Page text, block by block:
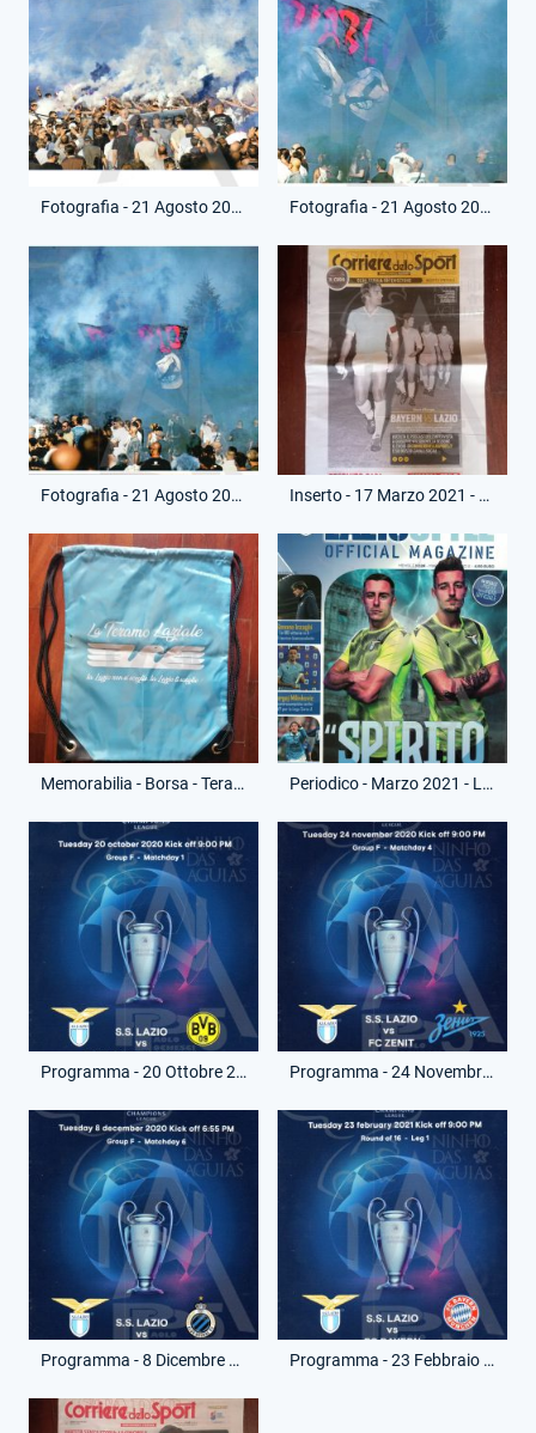
Fotografia - 21 Agosto 2020 - Privato - Funerale Fabrizio Piscitelli Fotografia - 21 Agosto 2020 - Privato - Funerale Fabrizio Piscitelli
Fotografia - 21 Agosto 2020 - Privato - Funerale Fabrizio Piscitelli Inserto - 17 Marzo 2021 - Corriere dello Sport - Bayern Monaco-Lazio
Memorabilia - Borsa - Teramo Laziale Periodico - Marzo 2021 - Lazio Style Magazine
Programma - 20 Ottobre 2020 - Champios League - Lazio-Borussia Dortmund Programma - 24 Novembre 2020 - Champions League - Lazio-Zenit San Pietroburgo
Programma - 8 Dicembre 2020 - Champions League - Lazio-Bruges Programma - 23 Febbraio 2021 - Champions League - Lazio-Bayern Monaco